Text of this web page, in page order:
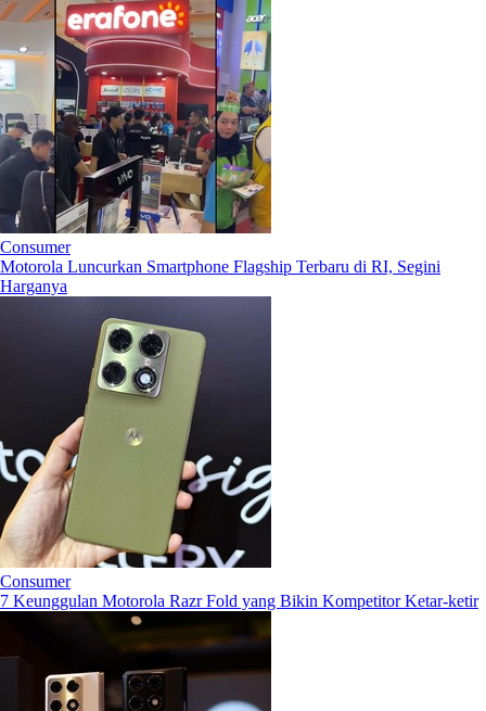
Consumer
Motorola Luncurkan Smartphone Flagship Terbaru di RI, Segini
Harganya
Consumer
7 Keunggulan Motorola Razr Fold yang Bikin Kompetitor Ketar-ketir